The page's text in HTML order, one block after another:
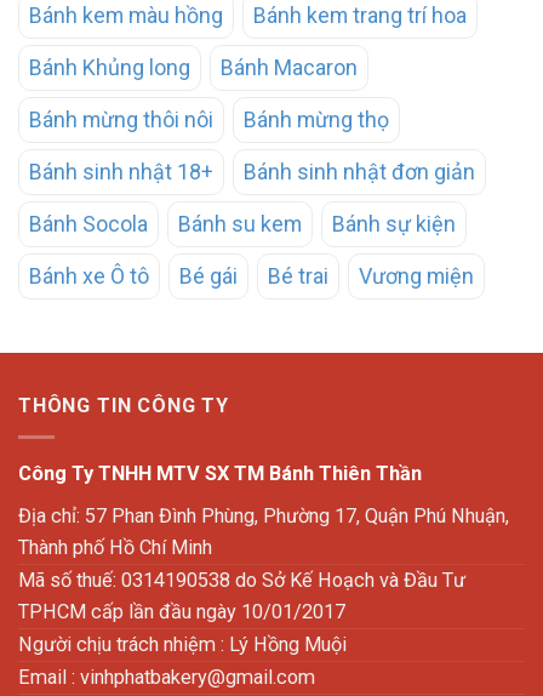
Bánh kem màu hồng Bánh kem trang trí hoa
Bánh Khủng long Bánh Macaron
Bánh mừng thôi nôi Bánh mừng thọ
Bánh sinh nhật 18+ Bánh sinh nhật đơn giản
Bánh Socola Bánh su kem Bánh sự kiện
Bánh xe Ô tô Bé gái Bé trai Vương miện
THÔNG TIN CÔNG TY
Công Ty TNHH MTV SX TM Bánh Thiên Thần
Địa chỉ: 57 Phan Đình Phùng, Phường 17, Quận Phú Nhuận,
Thành phố Hồ Chí Minh
Mã số thuế: 0314190538 do Sở Kế Hoạch và Đầu Tư
TPHCM cấp lần đầu ngày 10/01/2017
Người chịu trách nhiệm : Lý Hồng Muội
Email : vinhphatbakery@gmail.com